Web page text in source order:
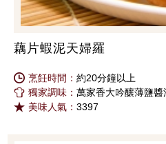
藕片蝦泥天婦羅
烹飪時間： 約20分鐘以上
獨家調味： 萬家香大吟釀薄鹽醬
美味人氣： 3397